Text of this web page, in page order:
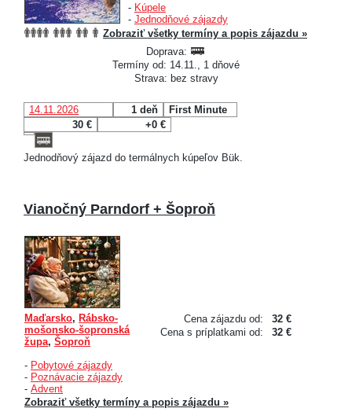
- Kúpele
- Jednodňové zájazdy
Zobraziť všetky termíny a popis zájazdu »
Doprava:
Termíny od: 14.11., 1 dňové
Strava: bez stravy
14.11.2026 1 deň
First Minute
30 €
+0 €
Jednodňový zájazd do termálnych kúpeľov Bük.
Vianočný Parndorf + Šoproň
Cena zájazdu od:
32 €
Cena s príplatkami od:
32 €
Maďarsko, Rábsko-
mošonsko-šopronská
župa, Šoproň
- Pobytové zájazdy
- Poznávacie zájazdy
- Advent
Zobraziť všetky termíny a popis zájazdu »